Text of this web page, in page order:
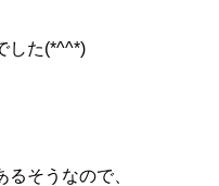
した(*^^*)
そうなので、